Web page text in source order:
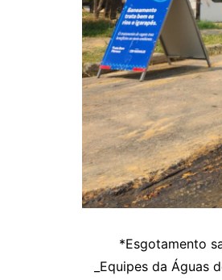
*Esgotamento
_Equipes da Águas